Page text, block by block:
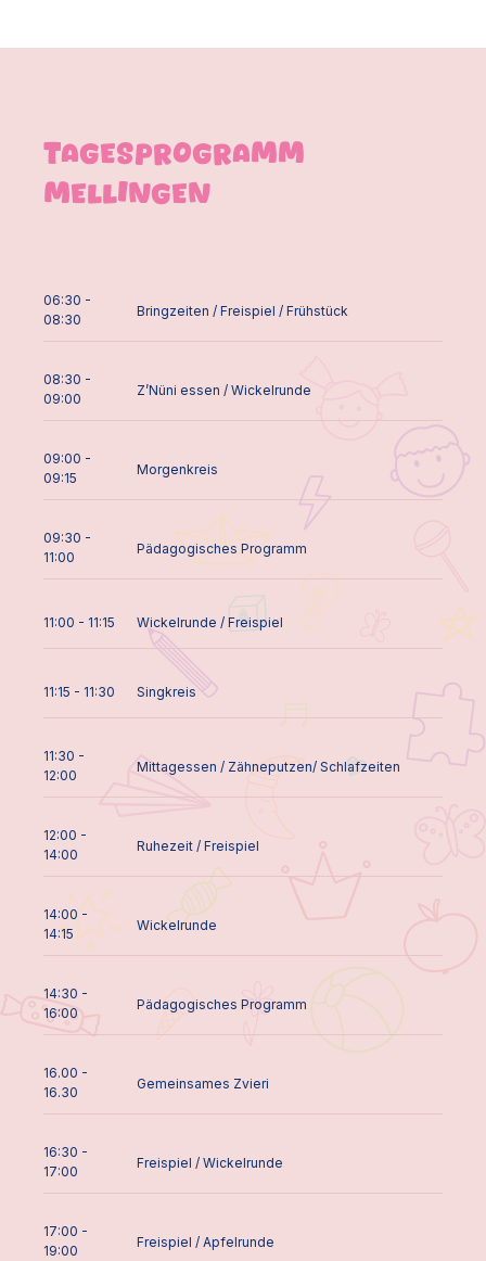
Tagesprogramm
Mellingen
06:30 -
08:30
Bringzeiten / Freispiel / Frühstück
08:30 -
09:00
Z’Nüni essen / Wickelrunde
09:00 -
09:15
Morgenkreis
09:30 -
11:00
Pädagogisches Programm
11:00 - 11:15 Wickelrunde / Freispiel
11:15 - 11:30 Singkreis
11:30 -
12:00
Mittagessen / Zähneputzen/ Schlafzeiten
12:00 -
14:00
Ruhezeit / Freispiel
14:00 -
14:15
Wickelrunde
14:30 -
16:00
Pädagogisches Programm
16.00 -
16.30
Gemeinsames Zvieri
16:30 -
17:00
Freispiel / Wickelrunde
17:00 -
19:00
Freispiel / Apfelrunde